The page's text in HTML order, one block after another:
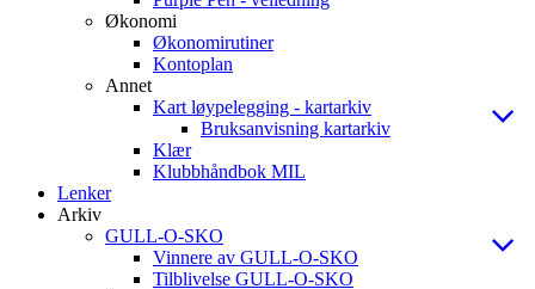
Økonomi
Økonomirutiner
Kontoplan
Annet
Kart løypelegging - kartarkiv
Bruksanvisning kartarkiv
Klær
Klubbhåndbok MIL
Lenker
Arkiv
GULL-O-SKO
Vinnere av GULL-O-SKO
Tilblivelse GULL-O-SKO